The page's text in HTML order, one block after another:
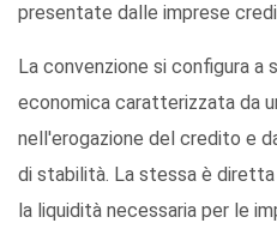
presentate dalle imprese
La convenzione si configura
economica caratterizzata da
nell'erogazione del credito e
di stabilità. La stessa è diretta
la liquidità necessaria per le